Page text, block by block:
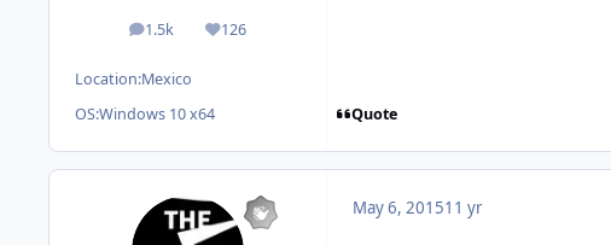
1.5k
posts 126
Reputation
Location:Mexico
OS:Windows 10 x64 Quote
May 6, 201511 yr